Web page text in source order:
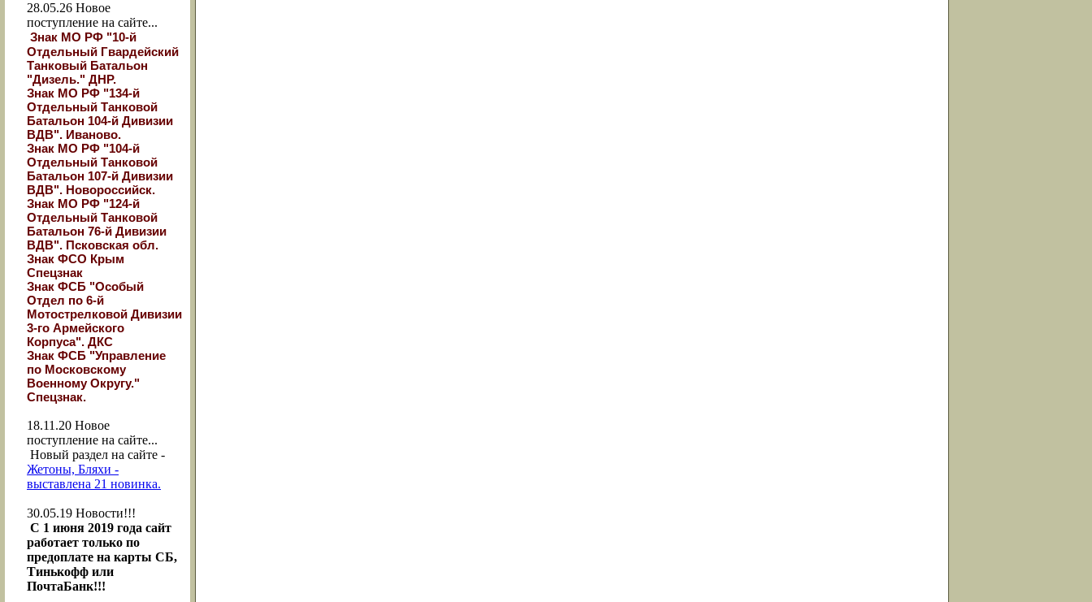
28.05.26 Новое
поступление на сайте...
Знак МО РФ "10-й
Отдельный Гвардейский
Танковый Батальон
"Дизель." ДНР.
Знак МО РФ "134-й
Отдельный Танковой
Батальон 104-й Дивизии
ВДВ". Иваново.
Знак МО РФ "104-й
Отдельный Танковой
Батальон 107-й Дивизии
ВДВ". Новороссийск.
Знак МО РФ "124-й
Отдельный Танковой
Батальон 76-й Дивизии
ВДВ". Псковская обл.
Знак ФСО Крым
Спецзнак
Знак ФСБ "Особый
Отдел по 6-й
Мотострелковой Дивизии
3-го Армейского
Корпуса". ДКС
Знак ФСБ "Управление
по Московскому
Военному Округу."
Спецзнак.
18.11.20 Новое
поступление на сайте...
Новый раздел на сайте -
Жетоны, Бляхи -
выставлена 21 новинка.
30.05.19 Новости!!!
С 1 июня 2019 года сайт
работает только по
предоплате на карты СБ,
Тинькофф или
ПочтаБанк!!!